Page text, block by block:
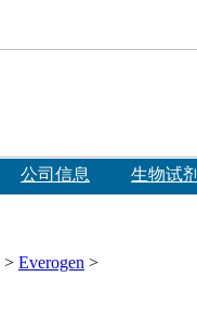
公司信息 生物试剂
> Everogen >